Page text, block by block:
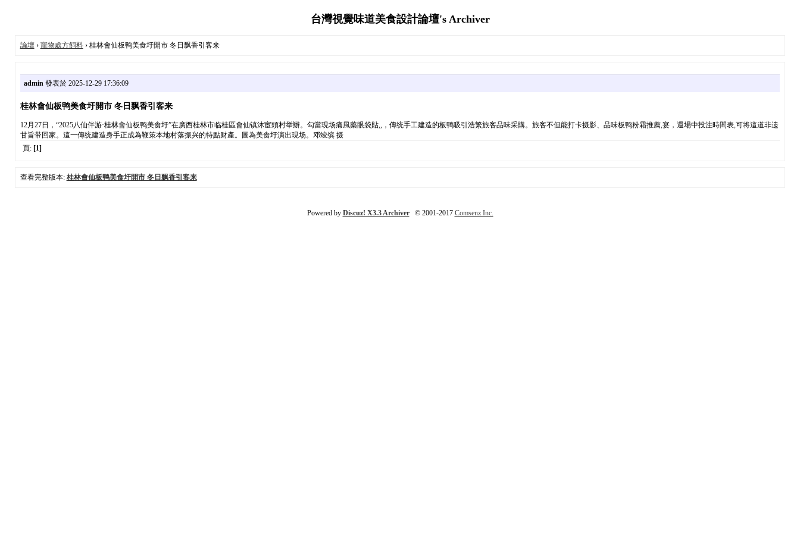
台灣視覺味道美食設計論壇's Archiver
論壇› 寵物處方飼料› 桂林會仙板鸭美食圩開市 冬日飘香引客来
admin發表於 2025-12-29 17:36:09
桂林會仙板鸭美食圩開市 冬日飘香引客来
12月27日，“2025八仙伴游·桂林會仙板鸭美食圩”在廣西桂林市临桂區會仙镇沐宦頭村举辦。勾當現场痛風藥眼袋貼,,，傳统手工建造的板鸭吸引浩繁旅客品味采購。旅客不但能打卡摄影、品味板鸭粉霜推薦,宴，還場中投注時間表,可将這道非遗
甘旨带回家。這一傳统建造身手正成為鞭策本地村落振兴的特點财產。圖為美食圩演出現场。邓竣缤 摄
頁: [1]
查看完整版本: 桂林會仙板鸭美食圩開市 冬日飘香引客来
Powered by Discuz! X3.3 Archiver© 2001-2017 Comsenz Inc.